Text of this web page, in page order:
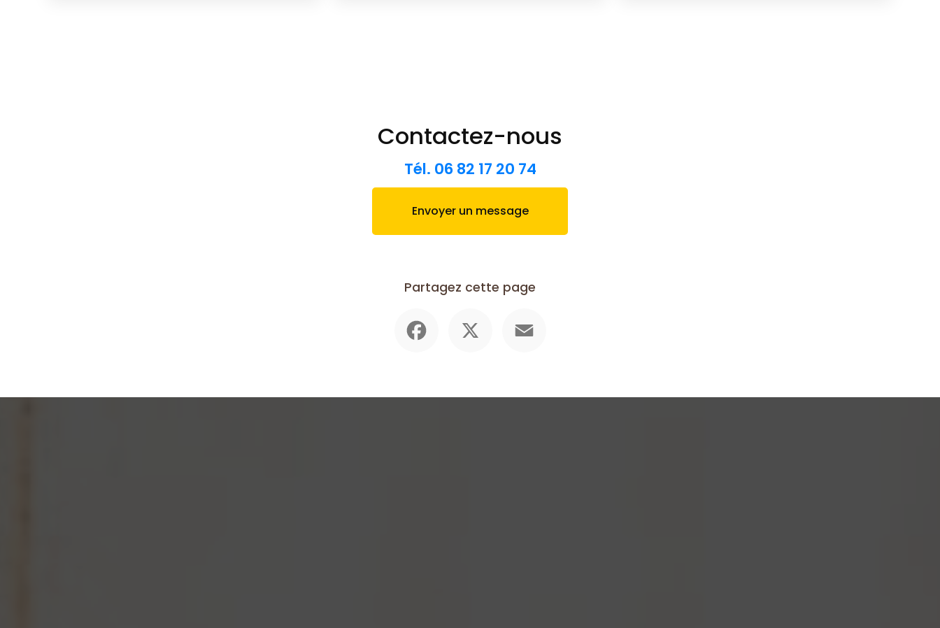
Contactez-nous
Tél. 06 82 17 20 74
Envoyer un message
Partagez cette page